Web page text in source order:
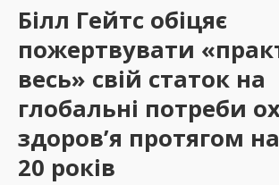
Медспільнота
Колонки
Відео
Пацієнтам
Білл Гейтс обіцяє
пожертвувати
весь» свій статок на
глобальні потреби
здоров’я протягом
20 років